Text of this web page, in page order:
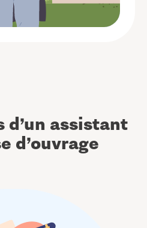
d’un assistant
d’ouvrage